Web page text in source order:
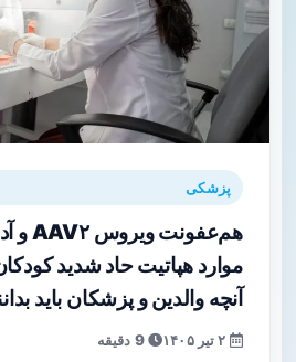
پزشکی
موارد هپاتیت حاد شدید
آنچه والدین و پزشکان باید
9 دقیقه